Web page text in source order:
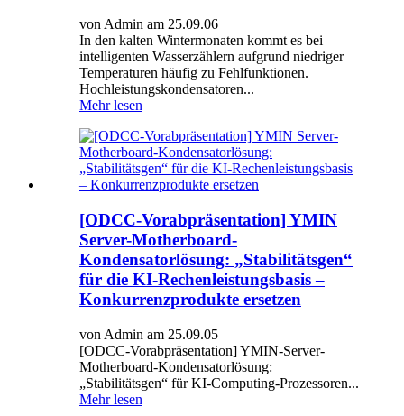
von Admin am 25.09.06
In den kalten Wintermonaten kommt es bei
intelligenten Wasserzählern aufgrund niedriger
Temperaturen häufig zu Fehlfunktionen.
Hochleistungskondensatoren...
Mehr lesen
[ODCC-Vorabpräsentation] YMIN
Server-Motherboard-
Kondensatorlösung: „Stabilitätsgen“
für die KI-Rechenleistungsbasis –
Konkurrenzprodukte ersetzen
von Admin am 25.09.05
[ODCC-Vorabpräsentation] YMIN-Server-
Motherboard-Kondensatorlösung:
„Stabilitätsgen“ für KI-Computing-Prozessoren...
Mehr lesen